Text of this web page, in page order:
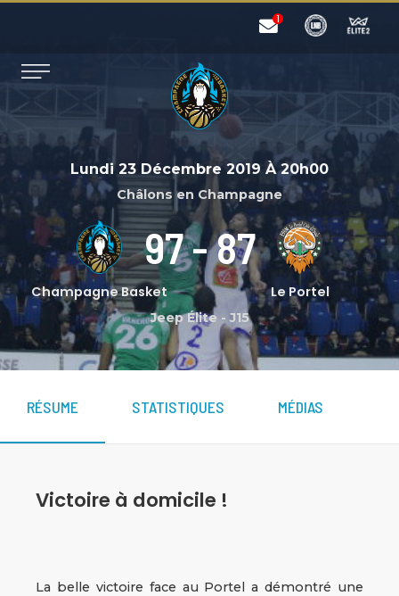
Lundi 23 Décembre 2019 À 20h00
Châlons en Champagne
Champagne Basket
97-87
Le Portel
Jeep Élite-J15
RÉSUME STATISTIQUES MÉDIAS
Victoire à domicile !
La belle victoire face au Portel a démontré une